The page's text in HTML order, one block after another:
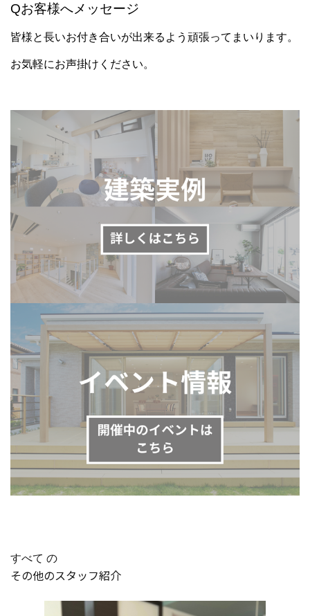
Qお客様へメッセージ
皆様と長いお付き合いが出来るよう頑張ってまいります。
お気軽にお声掛けください。
すべて の
その他のスタッフ紹介